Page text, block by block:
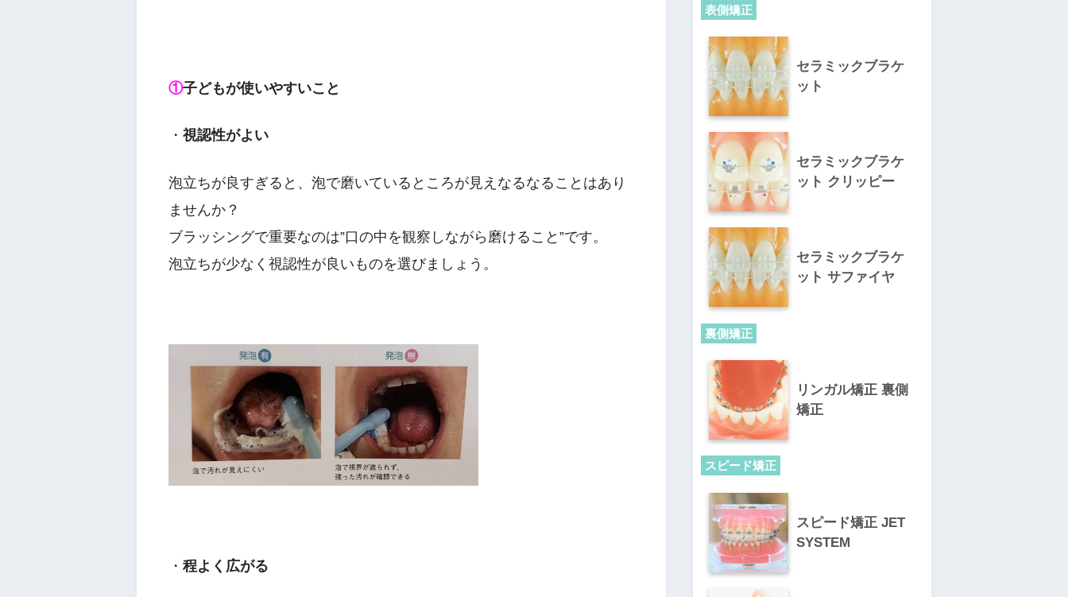
①子どもが使いやすいこと
・ 視認性がよい
泡立ちが良すぎると、泡で磨いているところが見えなるなることはあり
ませんか？
ブラッシングで重要なのは”口の中を観察しながら磨けること”です。
泡立ちが少なく視認性が良いものを選びましょう。
・ 程よく広がる
表側矯正
セラミックブラケ
ット
セラミックブラケ
ット クリッピー
セラミックブラケ
ット サファイヤ
裏側矯正
リンガル矯正 裏側
矯正
スピード矯正
スピード矯正 JET
SYSTEM